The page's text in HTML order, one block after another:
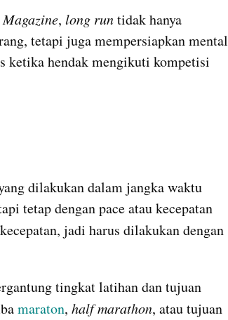
, long run tidak hanya
tetapi juga mempersiapkan mental
ketika hendak mengikuti kompetisi
dilakukan dalam jangka waktu
tetap dengan pace atau kecepatan
jadi harus dilakukan dengan
tingkat latihan dan tujuan
maraton, half marathon, atau tujuan